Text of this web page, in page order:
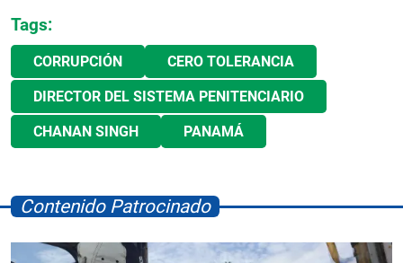
Tags:
CORRUPCIÓN CERO TOLERANCIA
DIRECTOR DEL SISTEMA PENITENCIARIO
CHANAN SINGH PANAMÁ
Contenido Patrocinado